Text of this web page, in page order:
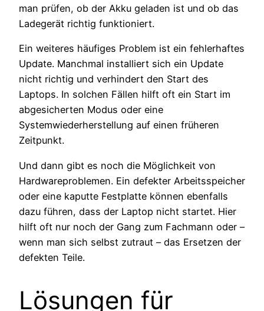
man prüfen, ob der Akku geladen ist und ob das
Ladegerät richtig funktioniert.
Ein weiteres häufiges Problem ist ein fehlerhaftes
Update. Manchmal installiert sich ein Update
nicht richtig und verhindert den Start des
Laptops. In solchen Fällen hilft oft ein Start im
abgesicherten Modus oder eine
Systemwiederherstellung auf einen früheren
Zeitpunkt.
Und dann gibt es noch die Möglichkeit von
Hardwareproblemen. Ein defekter Arbeitsspeicher
oder eine kaputte Festplatte können ebenfalls
dazu führen, dass der Laptop nicht startet. Hier
hilft oft nur noch der Gang zum Fachmann oder –
wenn man sich selbst zutraut – das Ersetzen der
defekten Teile.
Lösungen für